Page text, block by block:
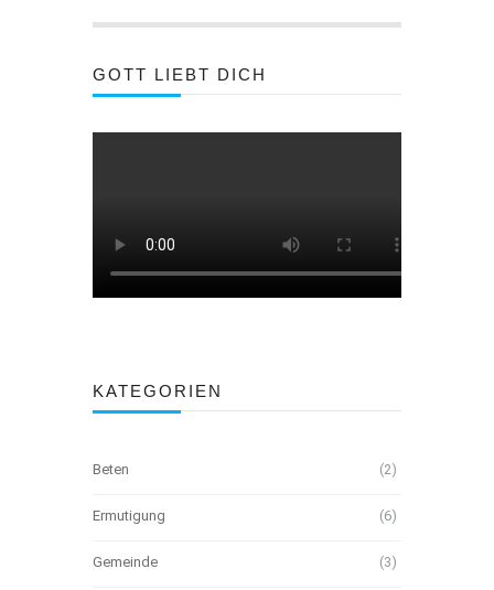
GOTT LIEBT DICH
KATEGORIEN
Beten (2)
Ermutigung (6)
Gemeinde (3)